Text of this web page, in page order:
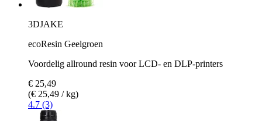
3DJAKE
ecoResin Geelgroen
Voordelig allround resin voor LCD- en DLP-printers
€ 25,49
(€ 25,49 / kg)
4.7 (3)